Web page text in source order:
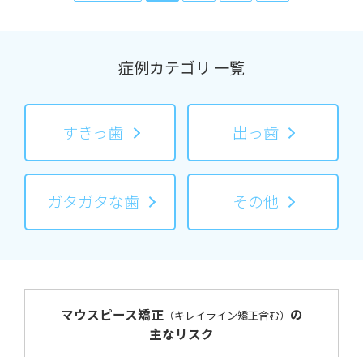
症例カテゴリ 一覧
すきっ歯 出っ歯
ガタガタな歯 その他
マウスピース矯正（キレイライン矯正含む） の
主なリスク